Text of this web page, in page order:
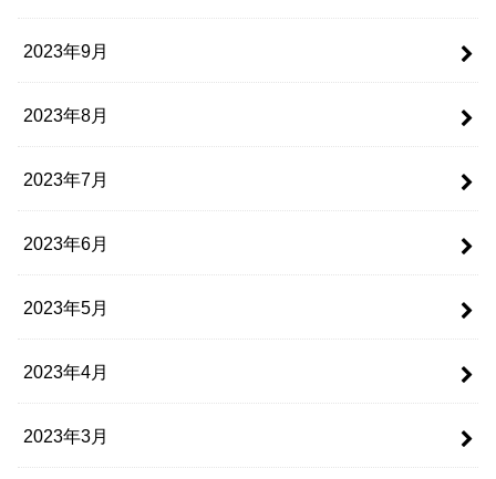
2023年9月
2023年8月
2023年7月
2023年6月
2023年5月
2023年4月
2023年3月